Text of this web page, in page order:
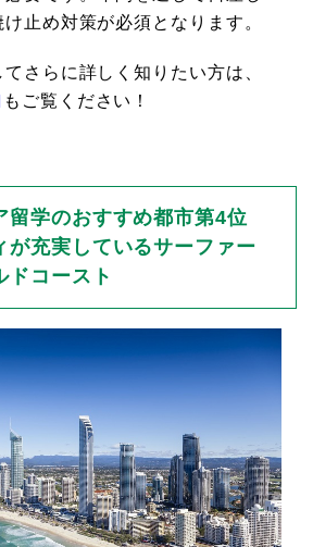
止め対策が必須となります。
さらに詳しく知りたい方は、
もご覧ください！
留学のおすすめ都市第4位
が充実しているサーファー
ドコースト